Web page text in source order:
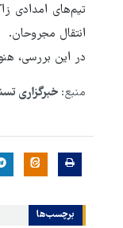
تیم‌های امدادی
انتقال مجروحان.
در این بررسی،
منبع: خبرگزاری
برچسب‌ها